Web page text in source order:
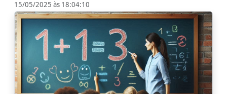
15/05/2025 às 18:04:10